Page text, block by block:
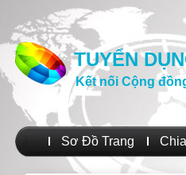
TUYỂN
Kết nối Cộng
Sơ Đồ Trang